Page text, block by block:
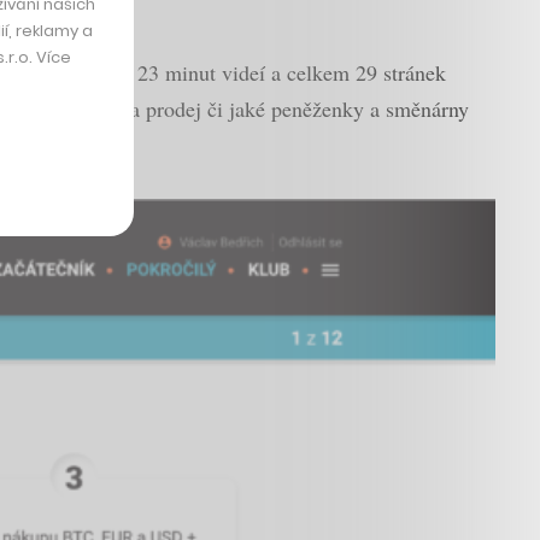
lekcí, 23 minut videí a celkem 29 stránek
na nákup a prodej či jaké peněženky a směnárny
reklamy a
Více